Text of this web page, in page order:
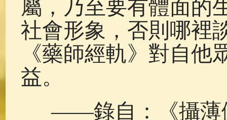
屬，乃至要有體面的
社會形象，否則哪裡
《藥師經軌》對自
益。
——錄自：《攝薄